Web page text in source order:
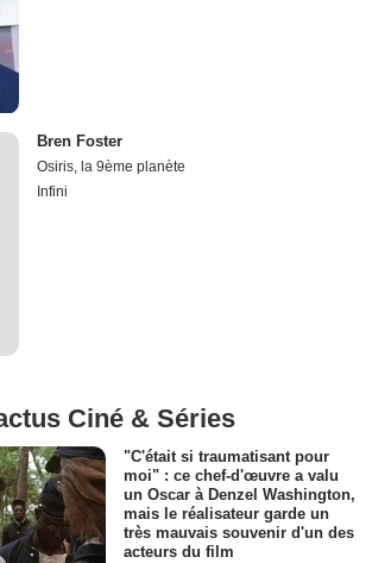
Bren Foster
Osiris, la 9ème planète
Infini
Ciné & Séries
"C'était si traumatisant pour
moi" : ce chef-d'œuvre a valu
un Oscar à Denzel Washington,
mais le réalisateur garde un
très mauvais souvenir d'un des
acteurs du film